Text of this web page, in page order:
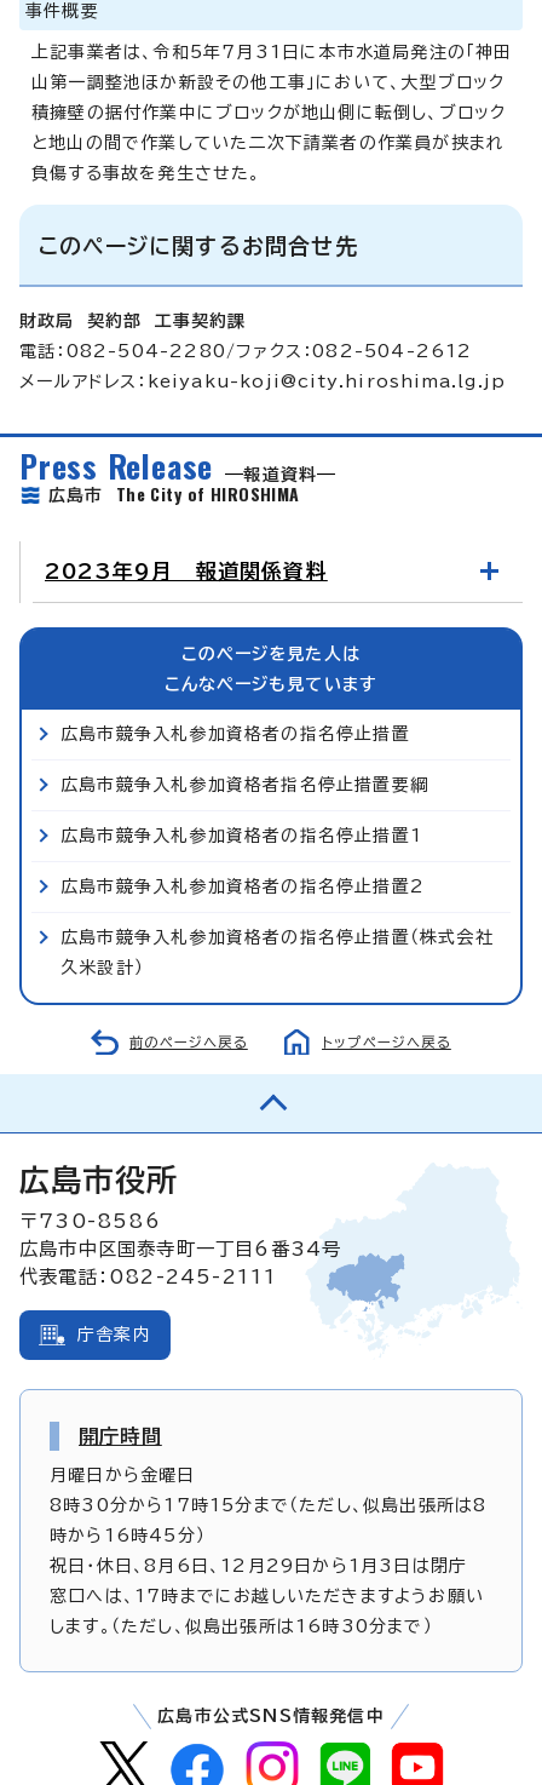
事件概要
上記事業者は、令和5年7月31日に本市水道局発注の「神田
山第一調整池ほか新設その他工事」において、大型ブロック
積擁壁の据付作業中にブロックが地山側に転倒し、ブロック
と地山の間で作業していた二次下請業者の作業員が挟まれ
負傷する事故を発生させた。
このページに関するお問合せ先
財政局 契約部 工事契約課
電話：082-504-2280/ファクス：082-504-2612
メールアドレス： keiyaku-koji@city.hiroshima.lg.jp
Press Release
報道資料
広島市 The City of HIROSHIMA
2023年9月 報道関係資料
このページを見た人は
こんなページも見ています
広島市競争入札参加資格者の指名停止措置
広島市競争入札参加資格者指名停止措置要綱
広島市競争入札参加資格者の指名停止措置1
広島市競争入札参加資格者の指名停止措置2
広島市競争入札参加資格者の指名停止措置（株式会社
久米設計）
前のページへ戻る トップページへ戻る
広島市役所
〒730-8586
広島市中区国泰寺町一丁目6番34号
代表電話：082-245-2111
庁舎案内
開庁時間
月曜日から金曜日
8時30分から17時15分まで（ただし、似島出張所は8
時から16時45分）
祝日・休日、8月6日、12月29日から1月3日は閉庁
窓口へは、17時までにお越しいただきますようお願い
します。（ただし、似島出張所は16時30分まで）
広島市公式SNS情報発信中